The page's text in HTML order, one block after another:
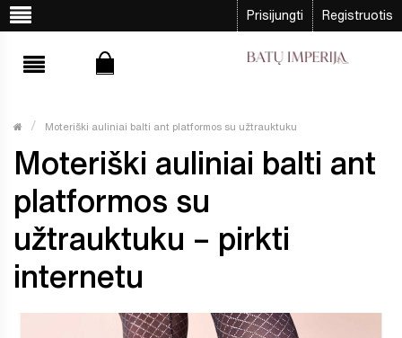
Prisijungti Registruotis
Moteriški auliniai balti ant platformos su užtrauktuku
Moteriški auliniai balti ant
platformos su
užtrauktuku – pirkti
internetu